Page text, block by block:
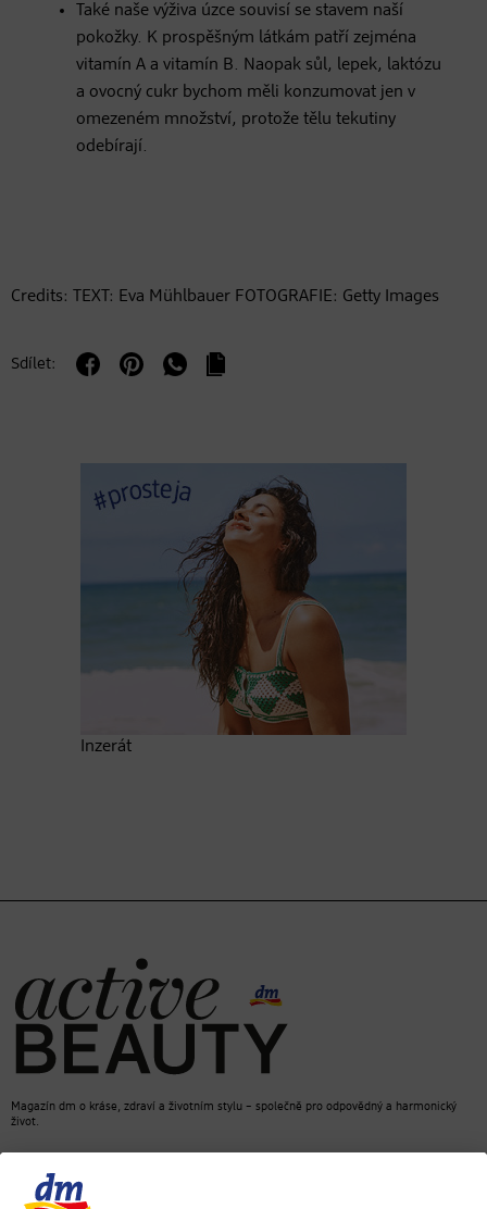
Také naše výživa úzce souvisí se stavem naší
pokožky. K prospěšným látkám patří zejména
vitamín A a vitamín B. Naopak sůl, lepek, laktózu
a ovocný cukr bychom měli konzumovat jen v
omezeném množství, protože tělu tekutiny
odebírají.
Credits: TEXT: Eva Mühlbauer FOTOGRAFIE: Getty Images
Sdílet:
Inzerát
Magazín dm o kráse, zdraví a životním stylu – společně pro odpovědný a harmonický
život.